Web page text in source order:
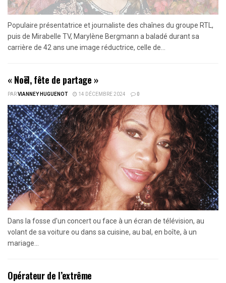
Populaire présentatrice et journaliste des chaînes du groupe RTL,
puis de Mirabelle TV, Marylène Bergmann a baladé durant sa
carrière de 42 ans une image réductrice, celle de...
« Noël, fête de partage »
PARVIANNEY HUGUENOT 14 DÉCEMBRE 2024 0
Dans la fosse d'un concert ou face à un écran de télévision, au
volant de sa voiture ou dans sa cuisine, au bal, en boîte, à un
mariage...
Opérateur de l’extrême